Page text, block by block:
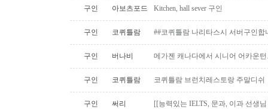
구인 아보츠포드 Kitchen, hall sever 구인
구인 코퀴틀람 ##코퀴틀람 나리타스시 서버구인합
구인 버나비 메가젠 캐나다에서 시니어 어카운
구인 코퀴틀람 코퀴틀람 브런치레스토랑 주말디쉬
구인 써리 [[능력있는 IELTS, 문과, 이과 선생